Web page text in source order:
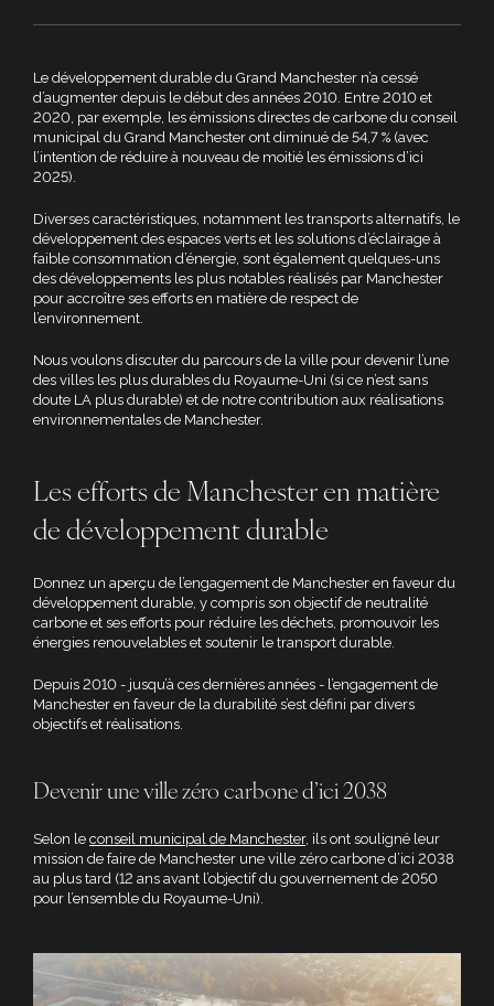
Le développement durable du Grand Manchester n’a cessé
d’augmenter depuis le début des années 2010. Entre 2010 et
2020, par exemple, les émissions directes de carbone du conseil
municipal du Grand Manchester ont diminué de 54,7 % (avec
l’intention de réduire à nouveau de moitié les émissions d’ici
2025).
Diverses caractéristiques, notamment les transports alternatifs, le
développement des espaces verts et les solutions d’éclairage à
faible consommation d’énergie, sont également quelques-uns
des développements les plus notables réalisés par Manchester
pour accroître ses efforts en matière de respect de
l’environnement.
Nous voulons discuter du parcours de la ville pour devenir l’une
des villes les plus durables du Royaume-Uni (si ce n’est sans
doute LA plus durable) et de notre contribution aux réalisations
environnementales de Manchester.
Les efforts de Manchester en matière
de développement durable
Donnez un aperçu de l’engagement de Manchester en faveur du
développement durable, y compris son objectif de neutralité
carbone et ses efforts pour réduire les déchets, promouvoir les
énergies renouvelables et soutenir le transport durable.
Depuis 2010 - jusqu’à ces dernières années - l’engagement de
Manchester en faveur de la durabilité s’est défini par divers
objectifs et réalisations.
Devenir une ville zéro carbone d’ici 2038
Selon le conseil municipal de Manchester, ils ont souligné leur
mission de faire de Manchester une ville zéro carbone d’ici 2038
au plus tard (12 ans avant l’objectif du gouvernement de 2050
pour l’ensemble du Royaume-Uni).